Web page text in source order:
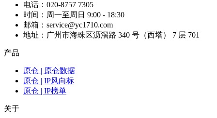
电话：020-8757 7305
时间：周一至周日 9:00 - 18:30
邮箱：service@yc1710.com
地址：广州市海珠区沥滘路 340 号（西塔） 7 层 701
产品
原仓 | 原仓数据
原仓 | IP风向标
原仓 | IP榜单
关于